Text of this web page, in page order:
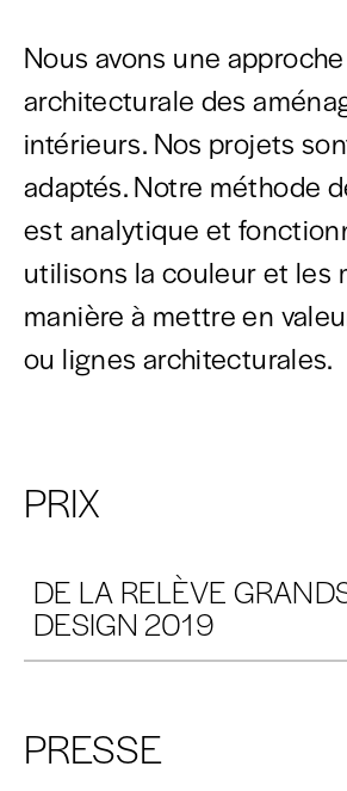
Nous avons une approche
architecturale des
intérieurs. Nos projets
adaptés. Notre méthode
est analytique et
utilisons la couleur et les
manière à mettre en
ou lignes architecturales.
PRIX
DE LA RELÈVE
DESIGN 2019
PRESSE